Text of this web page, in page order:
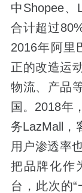
中Shopee、
合计超过
2016年阿里
正的改造运
物流、产品
国。2018年
务LazMall，
用户渗透率
把品牌化作
台，此次的